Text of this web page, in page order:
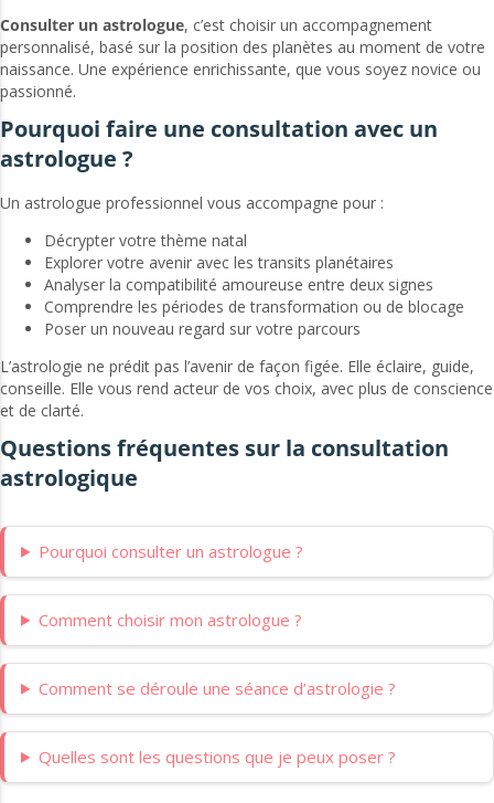
Consulter un astrologue, c’est choisir un accompagnement
personnalisé, basé sur la position des planètes au moment de votre
naissance. Une expérience enrichissante, que vous soyez novice ou
passionné.
Pourquoi faire une consultation avec un
astrologue ?
Un astrologue professionnel vous accompagne pour :
Décrypter votre thème natal
Explorer votre avenir avec les transits planétaires
Analyser la compatibilité amoureuse entre deux signes
Comprendre les périodes de transformation ou de blocage
Poser un nouveau regard sur votre parcours
L’astrologie ne prédit pas l’avenir de façon figée. Elle éclaire, guide,
conseille. Elle vous rend acteur de vos choix, avec plus de conscience
et de clarté.
Questions fréquentes sur la consultation
astrologique
Pourquoi consulter un astrologue ?
Comment choisir mon astrologue ?
Comment se déroule une séance d’astrologie ?
Quelles sont les questions que je peux poser ?